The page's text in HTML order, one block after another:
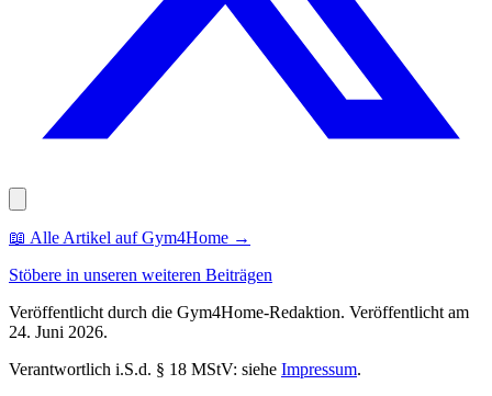
📖 Alle Artikel auf Gym4Home →
Stöbere in unseren weiteren Beiträgen
Veröffentlicht durch die Gym4Home-Redaktion. Veröffentlicht am
24. Juni 2026.
Verantwortlich i.S.d. § 18 MStV: siehe Impressum.